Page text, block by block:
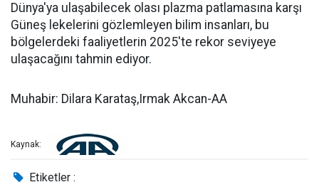
Dünya'ya ulaşabilecek olası plazma patlamasına karşı
Güneş lekelerini gözlemleyen bilim insanları, bu
bölgelerdeki faaliyetlerin 2025'te rekor seviyeye
ulaşacağını tahmin ediyor.
Muhabir: Dilara Karataş,Irmak Akcan-AA
Kaynak:
Etiketler :